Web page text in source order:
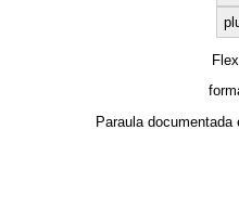
Paraula